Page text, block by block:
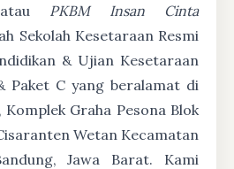
PKBM Insan Cinta
Sekolah Kesetaraan Resmi
& Ujian Kesetaraan
Paket C yang beralamat di
Komplek Graha Pesona Blok
Wetan Kecamatan
Jawa Barat. Kami